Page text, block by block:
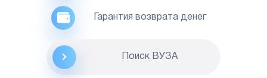
Гарантия возврата денег
Поиск ВУЗА